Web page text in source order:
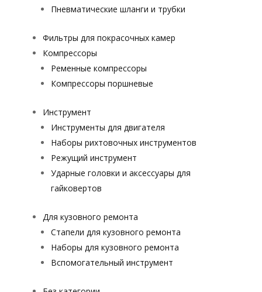
Пневматические шланги и трубки
Фильтры для покрасочных камер
Компрессоры
Ременные компрессоры
Компрессоры поршневые
Инструмент
Инструменты для двигателя
Наборы рихтовочных инструментов
Режущий инструмент
Ударные головки и аксессуары для
гайковертов
Для кузовного ремонта
Стапели для кузовного ремонта
Наборы для кузовного ремонта
Вспомогательный инструмент